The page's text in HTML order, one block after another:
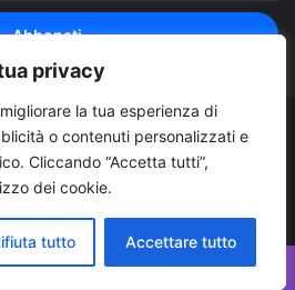
privacy
la tua esperienza di
o contenuti personalizzati e
Cliccando “Accetta tutti”,
dei cookie.
tutto Accettare tutto
i diritti riservati |
© Copyright
editore associazione giornalisti
responsabile Antonio Rubino